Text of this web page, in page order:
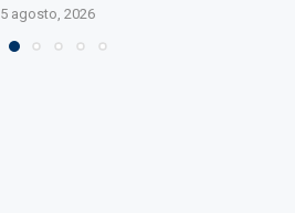
5 agosto, 2026